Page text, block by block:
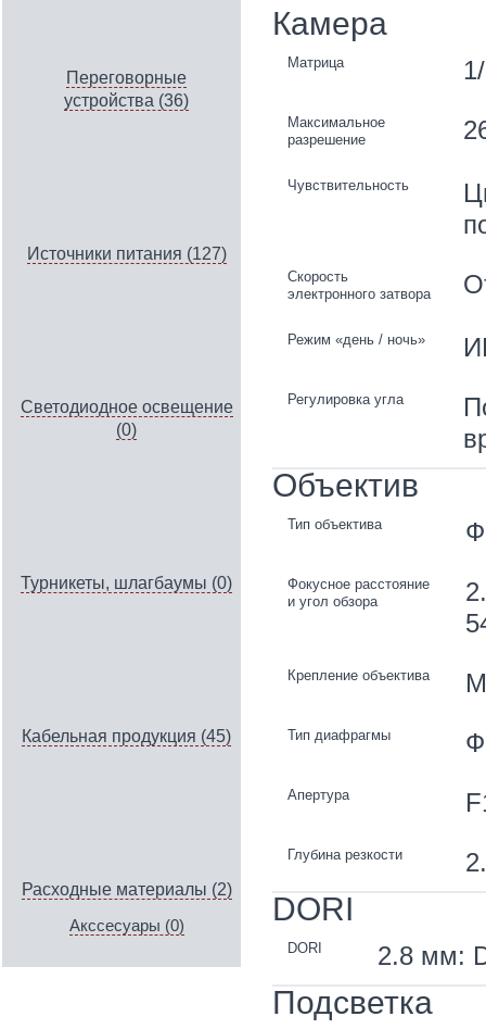
Переговорные
устройства (36)
Источники питания (127)
Светодиодное освещение
(0)
Турникеты, шлагбаумы (0)
Кабельная продукция (45)
Расходные материалы (2)
Акссесуары (0)
Камера
Матрица
Максимальное
разрешение
Чувствительность
Скорость
электронного затвора
Режим «день / ночь»
Регулировка угла
Объектив
Тип объектива
Фокусное расстояние
и угол обзора
Крепление объектива
Тип диафрагмы
Апертура
Глубина резкости
DORI
DORI 2.8 мм:
Подсветка